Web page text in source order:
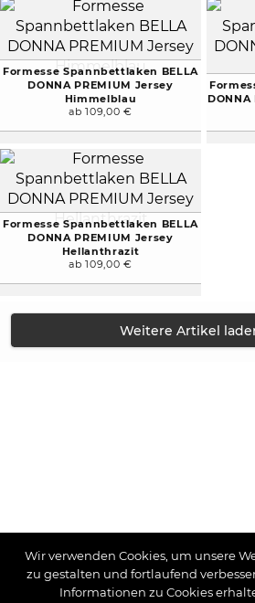
Formesse Spannbettlaken BELLA
DONNA PREMIUM Jersey
Himmelblau
ab 109,00 €
Formesse Spannbettlaken BELLA
DONNA PREMIUM Jersey
Hellanthrazit
ab 109,00 €
Weitere Artikel
Wir verwenden Cookies, um unsere
zu gestalten und fortlaufend
Informationen zu Cookies